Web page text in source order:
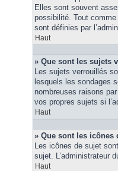
Elles sont souvent
possibilité. Tout
sont définies par
Haut
» Que sont les sujets
Les sujets verrouillés
lesquels les sondages
nombreuses raisons
vos propres sujets si
Haut
» Que sont les icônes
Les icônes de sujet
sujet. L’administrateur
Haut